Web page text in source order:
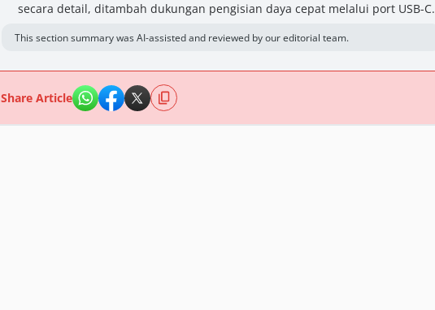
secara detail, ditambah dukungan pengisian daya cepat melalui port USB-C.
This section summary was AI-assisted and reviewed by our editorial team.
Share Article